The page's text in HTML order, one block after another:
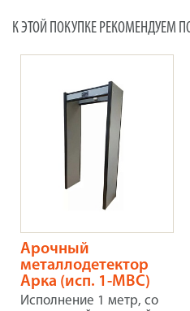
К ЭТОЙ ПОКУПКЕ РЕКОМЕНДУЕМ
Арочный
металлодетектор
Арка (исп. 1-МВС)
Исполнение 1 метр, со